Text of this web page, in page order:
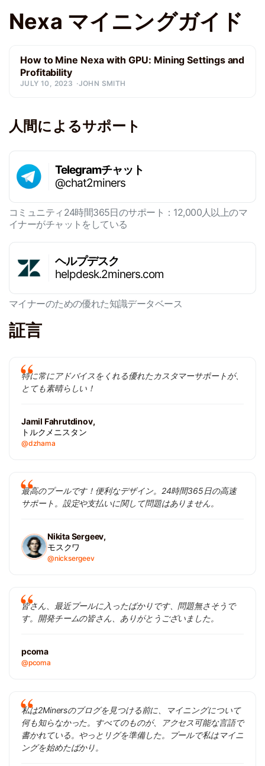
Nexa マイニングガイド
How to Mine Nexa with GPU: Mining Settings and
Profitability
JULY 10, 2023 JOHN SMITH
人間によるサポート
Telegramチャット
@chat2miners
コミュニティ24時間365日のサポート：12,000人以上のマ
イナーがチャットをしている
ヘルプデスク
helpdesk.2miners.com
マイナーのための優れた知識データベース
証言
特に常にアドバイスをくれる優れたカスタマーサポートが、
とても素晴らしい！
Jamil Fahrutdinov,
トルクメニスタン
@dzhama
最高のプールです！便利なデザイン。24時間365日の高速
サポート。設定や支払いに関して問題はありません。
Nikita Sergeev,
モスクワ
@nicksergeev
皆さん、最近プールに入ったばかりです、問題無さそうで
す。開発チームの皆さん、ありがとうございました。
pcoma
@pcoma
私は2Minersのブログを見つける前に、マイニングについて
何も知らなかった。すべてのものが、アクセス可能な言語で
書かれている。やっとリグを準備した。プールで私はマイニ
ングを始めたばかり。